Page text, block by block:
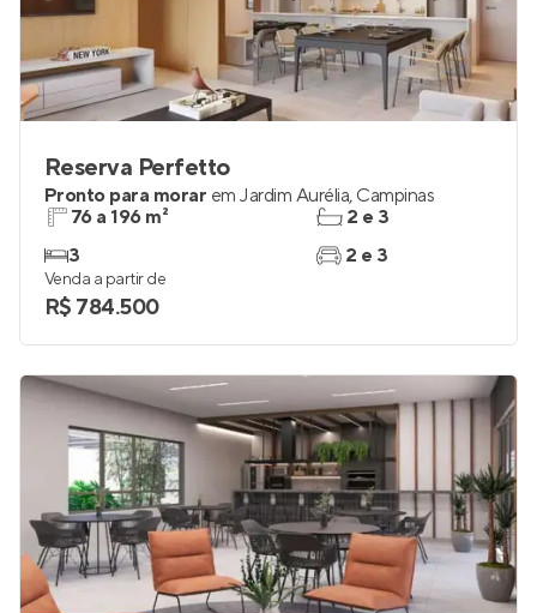
Reserva Perfetto
Pronto para morar em Jardim Aurélia, Campinas
76 a 196 m²
3
2 e 3
2 e 3
Venda a partir de
R$ 784.500